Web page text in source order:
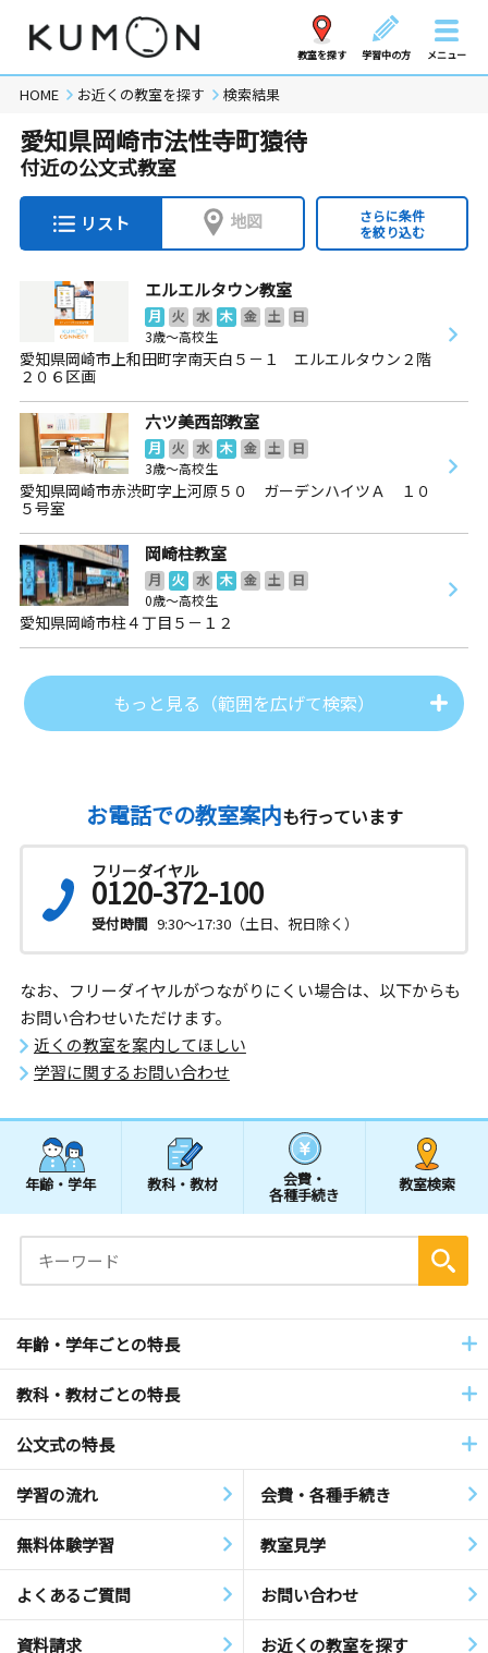
教室を探す 学習中の方 メニュー
HOME お近くの教室を探す 検索結果
愛知県岡崎市法性寺町猿待
付近の公文式教室
リスト 地図
さらに条件
を絞り込む
エルエルタウン教室
月 火 水 木 金 土
日
3歳～高校生
愛知県岡崎市上和田町字南天白５－１ エルエルタウン２階
２０６区画
六ツ美西部教室
月 火 水 木 金 土
日
3歳～高校生
愛知県岡崎市赤渋町字上河原５０ ガーデンハイツＡ １０
５号室
岡崎柱教室
月 火 水 木 金 土
日
0歳～高校生
愛知県岡崎市柱４丁目５－１２
もっと見る（範囲を広げて検索）
お電話での教室案内も行っています
フリーダイヤル
0120-372-100
受付時間 9:30～17:30（土日、祝日除く）
なお、フリーダイヤルがつながりにくい場合は、以下からも
お問い合わせいただけます。
近くの教室を案内してほしい
学習に関するお問い合わせ
年齢・学年 教科・教材 会費・
各種手続き
教室検索
年齢・学年ごとの特長
教科・教材ごとの特長
公文式の特長
学習の流れ 会費・各種手続き
無料体験学習 教室見学
よくあるご質問 お問い合わせ
資料請求 お近くの教室を探す